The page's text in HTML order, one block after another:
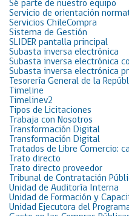
Sé parte de nuestro equipo
Servicio de orientación
Servicios ChileCompra
Sistema de Gestión
SLIDER pantalla principal
Subasta inversa electrónica
Subasta inversa electrónica
Subasta inversa electrónica
Tesorería General de la
Timeline
Timelinev2
Tipos de Licitaciones
Trabaja con Nosotros
Transformación Digital
Transformación Digital
Tratados de Libre Comercio:
Trato directo
Trato directo proveedor
Tribunal de Contratación
Unidad de Auditoría Interna
Unidad de Formación y
Unidad Ejecutora del